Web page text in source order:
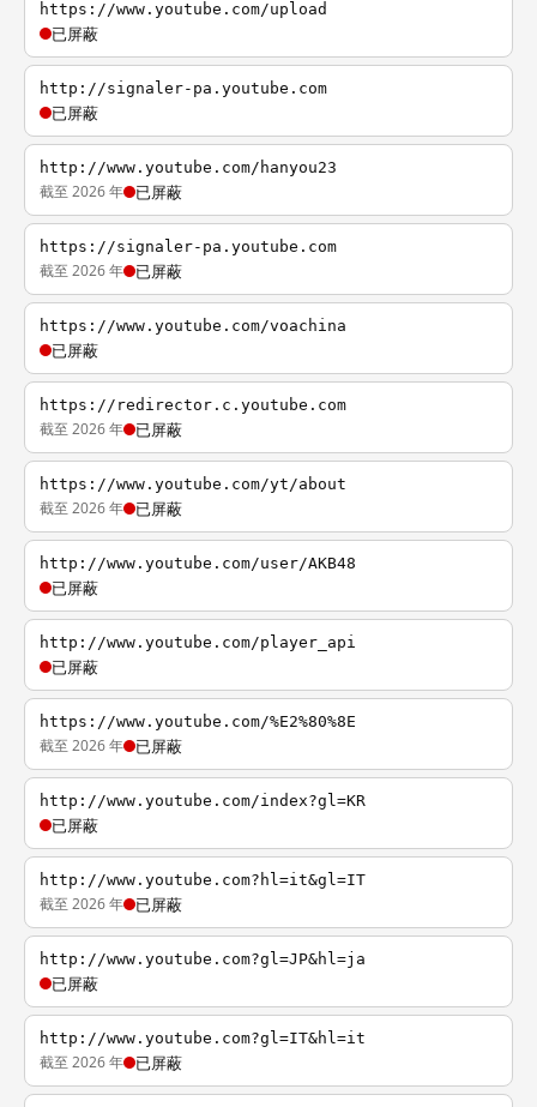
https://www.youtube.com/upload
已屏蔽
http://signaler-pa.youtube.com
已屏蔽
http://www.youtube.com/hanyou23
截至 2026 年 已屏蔽
https://signaler-pa.youtube.com
截至 2026 年 已屏蔽
https://www.youtube.com/voachina
已屏蔽
https://redirector.c.youtube.com
截至 2026 年 已屏蔽
https://www.youtube.com/yt/about
截至 2026 年 已屏蔽
http://www.youtube.com/user/AKB48
已屏蔽
http://www.youtube.com/player_api
已屏蔽
https://www.youtube.com/%E2%80%8E
截至 2026 年 已屏蔽
http://www.youtube.com/index?gl=KR
已屏蔽
http://www.youtube.com?hl=it&gl=IT
截至 2026 年 已屏蔽
http://www.youtube.com?gl=JP&hl=ja
已屏蔽
http://www.youtube.com?gl=IT&hl=it
截至 2026 年 已屏蔽